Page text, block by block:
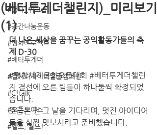
#행사_워크숍
#공간나눔운동
#평화프로젝트
#베터투게더
#컬처디자이너발굴캠페인
#C!talk
#오픈보이스
#헬로, 월드!
(베터투게더챌린지)_미리보기
(1)
더 나은 세상을 꿈꾸는 공익활동가들의 축
제 D-30
#평창세계문화오픈대회 #베터투게더챌린
지 결선에 오른 팀들이 하나둘씩 확정되었
습니다.
조금은 먼 그 날을 기다리며, 멋진 아이디어
들을 살짝 맛보시라고 준비했습니다.